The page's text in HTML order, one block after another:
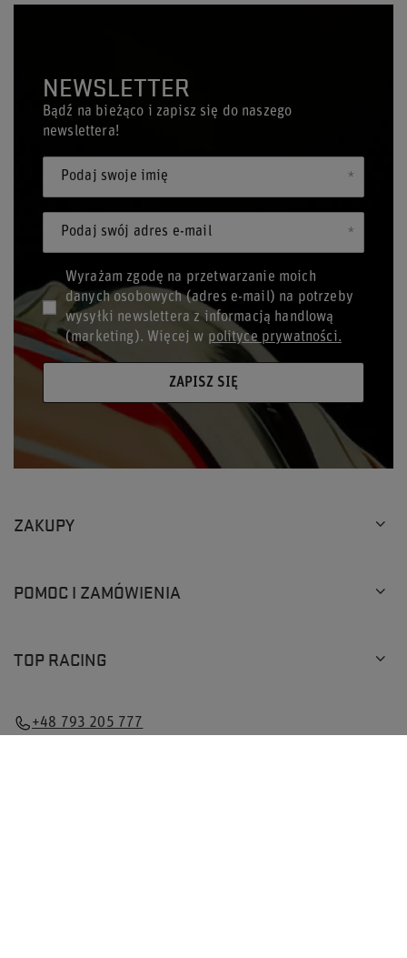
NEWSLETTER
Bądź na bieżąco i zapisz się do naszego
newslettera!
Podaj swoje imię
Podaj swój adres e-mail
Wyrażam zgodę na przetwarzanie moich
danych osobowych (adres e-mail) na potrzeby
wysyłki newslettera z informacją handlową
(marketing). Więcej w polityce prywatności.
ZAPISZ SIĘ
ZAKUPY
POMOC I ZAMÓWIENIA
TOP RACING
+48 793 205 777